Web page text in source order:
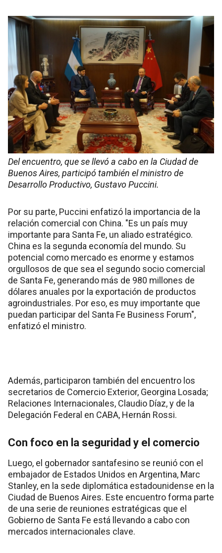
Del encuentro, que se llevó a cabo en la Ciudad de
Buenos Aires, participó también el ministro de
Desarrollo Productivo, Gustavo Puccini.
Por su parte, Puccini enfatizó la importancia de la
relación comercial con China. "Es un país muy
importante para Santa Fe, un aliado estratégico.
China es la segunda economía del mundo. Su
potencial como mercado es enorme y estamos
orgullosos de que sea el segundo socio comercial
de Santa Fe, generando más de 980 millones de
dólares anuales por la exportación de productos
agroindustriales. Por eso, es muy importante que
puedan participar del Santa Fe Business Forum",
enfatizó el ministro.
Además, participaron también del encuentro los
secretarios de Comercio Exterior, Georgina Losada;
Relaciones Internacionales, Claudio Díaz, y de la
Delegación Federal en CABA, Hernán Rossi.
Con foco en la seguridad y el comercio
Luego, el gobernador santafesino se reunió con el
embajador de Estados Unidos en Argentina, Marc
Stanley, en la sede diplomática estadounidense en la
Ciudad de Buenos Aires. Este encuentro forma parte
de una serie de reuniones estratégicas que el
Gobierno de Santa Fe está llevando a cabo con
mercados internacionales clave.